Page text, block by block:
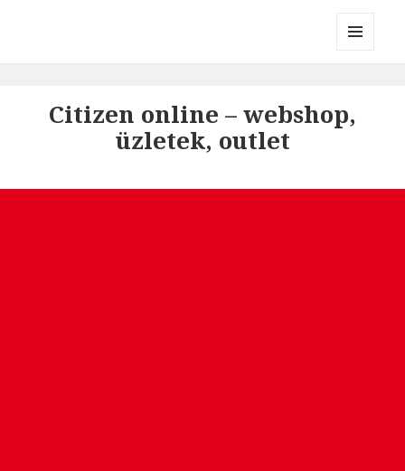
Citizen online – webshop,
üzletek, outlet